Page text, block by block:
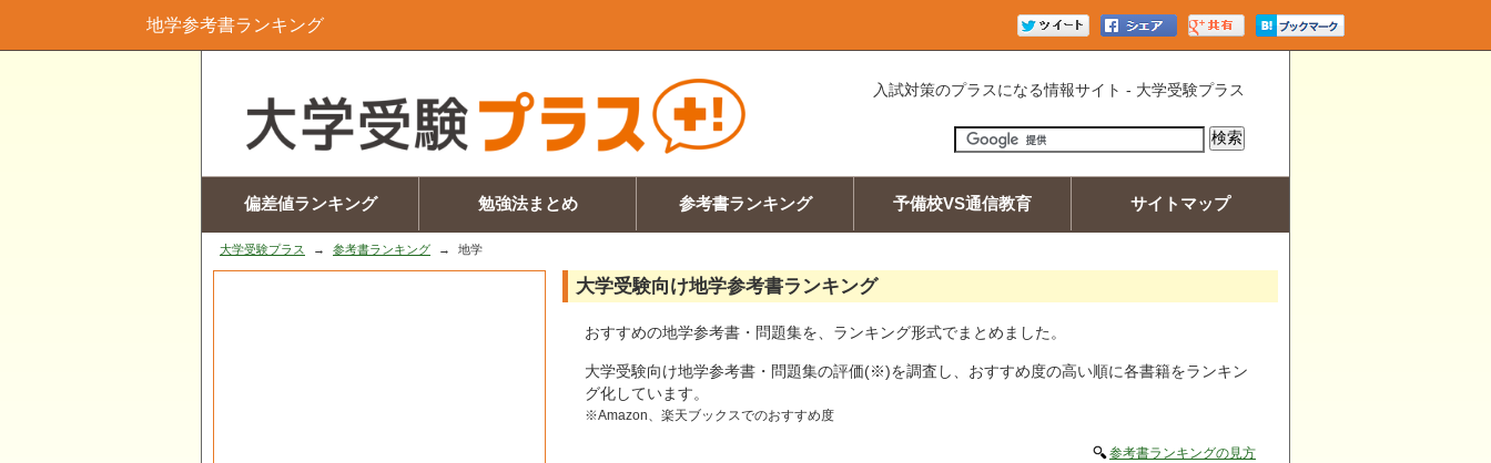
地学参考書ランキング
入試対策のプラスになる情報サイト - 大学受験プラス
大学受験プラス 参考書ランキング 地学
大学受験向け地学参考書ランキング
おすすめの地学参考書・問題集を、ランキング形式でまとめました。
大学受験向け地学参考書・問題集の評価(※)を調査し、おすすめ度の高い順に各書籍をランキン
グ化しています。
※Amazon、楽天ブックスでのおすすめ度
参考書ランキングの見方
偏差値ランキング 勉強法まとめ 参考書ランキング 予備校VS通信教育 サイトマップ